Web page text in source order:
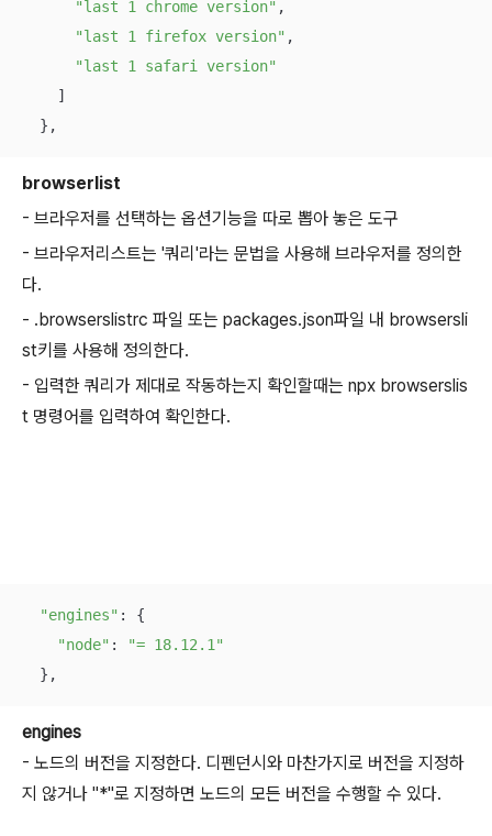
"last 1 chrome version" ,
"last 1 firefox version" ,
"last 1 safari version"
    ]
  },
browserlist
- 브라우저를 선택하는 옵션기능을 따로 뽑아 놓은 도구
- 브라우저리스트는 '쿼리'라는 문법을 사용해 브라우저를 정의한
다.
- .browserslistrc 파일 또는 packages.json파일 내 browsersli
st키를 사용해 정의한다.
- 입력한 쿼리가 제대로 작동하는지 확인할때는 npx browserslis
t 명령어를 입력하여 확인한다.
"engines" : {
"node" :
"= 18.12.1"
  },
engines
- 노드의 버전을 지정한다. 디펜던시와 마찬가지로 버전을 지정하
지 않거나 "*"로 지정하면 노드의 모든 버전을 수행할 수 있다.